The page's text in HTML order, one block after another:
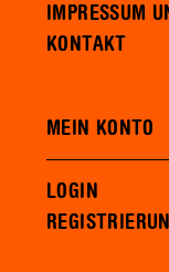
IMPRESSUM
KONTAKT
MEIN KONTO
LOGIN